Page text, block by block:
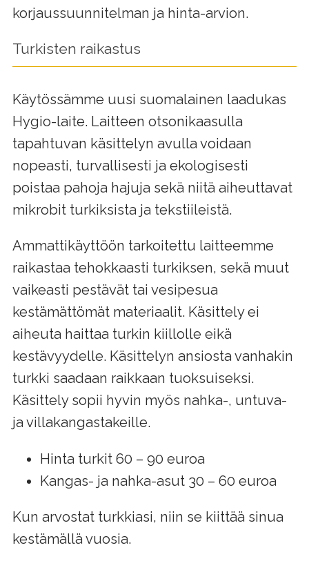
korjaussuunnitelman ja hinta-arvion.
Turkisten raikastus
Käytössämme uusi suomalainen laadukas
Hygio-laite. Laitteen otsonikaasulla
tapahtuvan käsittelyn avulla voidaan
nopeasti, turvallisesti ja ekologisesti
poistaa pahoja hajuja sekä niitä aiheuttavat
mikrobit turkiksista ja tekstiileistä.
Ammattikäyttöön tarkoitettu laitteemme
raikastaa tehokkaasti turkiksen, sekä muut
vaikeasti pestävät tai vesipesua
kestämättömät materiaalit. Käsittely ei
aiheuta haittaa turkin kiillolle eikä
kestävyydelle. Käsittelyn ansiosta vanhakin
turkki saadaan raikkaan tuoksuiseksi.
Käsittely sopii hyvin myös nahka-, untuva-
ja villakangastakeille.
Hinta turkit 60 – 90 euroa
Kangas- ja nahka-asut 30 – 60 euroa
Kun arvostat turkkiasi, niin se kiittää sinua
kestämällä vuosia.